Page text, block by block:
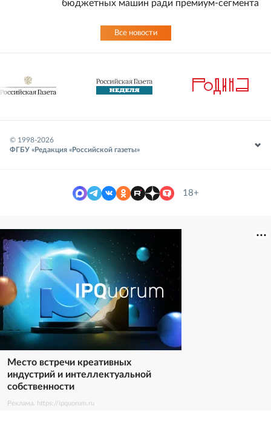
бюджетных машин ради премиум-сегмента
Все новости
© 1998-2026
ФГБУ «Редакция «Российской газеты»
18+
Место встречи креативных
индустрий и интеллектуальной
собственности
Реклама. https://ipquorum.ru